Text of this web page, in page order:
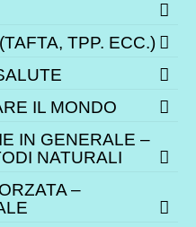
TPP. ECC.)
IL MONDO
IN GENERALE –
NATURALI
–